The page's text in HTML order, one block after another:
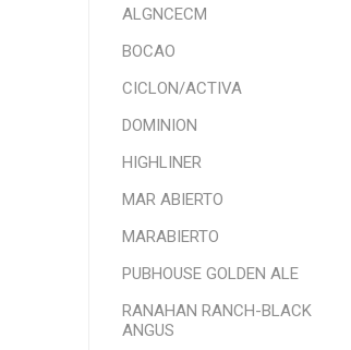
ALGNCECM
BOCAO
CICLON/ACTIVA
DOMINION
HIGHLINER
MAR ABIERTO
MARABIERTO
PUBHOUSE GOLDEN ALE
RANAHAN RANCH-BLACK
ANGUS